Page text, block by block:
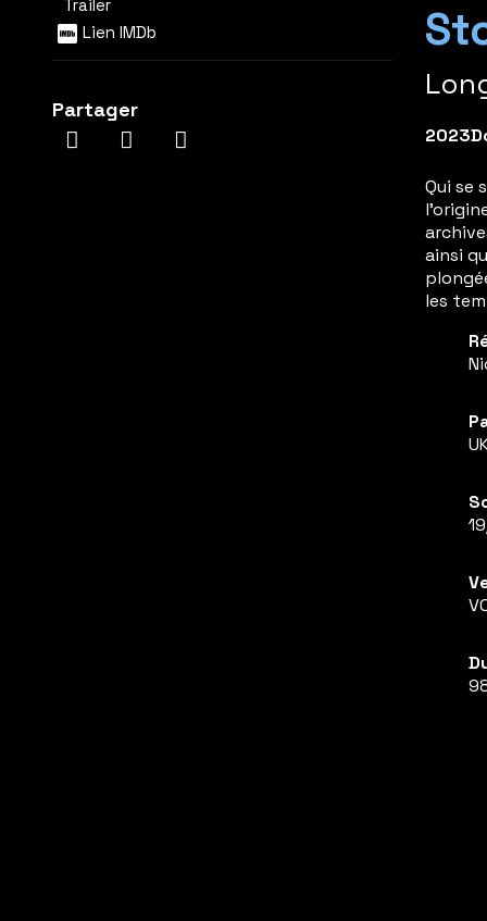
Trailer
Lien IMDb
Partager
2023
Qui se
ainsi
les